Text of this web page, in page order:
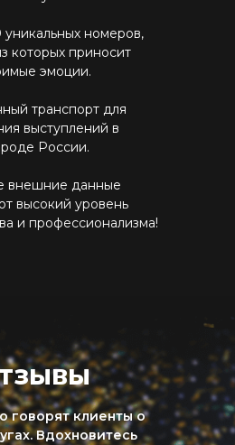
номеров,
которых приносит
эмоции.
транспорт для
выступлений в
России.
внешние данные
высокий уровень
и профессионализма!
говорят клиенты о
Вдохновитесь